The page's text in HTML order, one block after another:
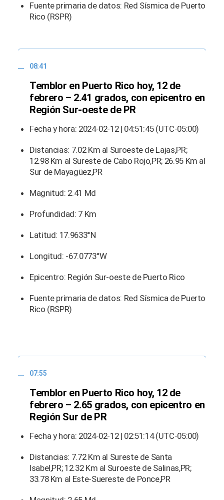
Fuente primaria de datos: Red Sísmica de Puerto
Rico (RSPR)
08:41
Temblor en Puerto Rico hoy, 12 de
febrero – 2.41 grados, con epicentro en
Región Sur-oeste de PR
Fecha y hora: 2024-02-12 | 04:51:45 (UTC-05:00)
Distancias: 7.02 Km al Suroeste de Lajas,PR;
12.98 Km al Sureste de Cabo Rojo,PR; 26.95 Km al
Sur de Mayagüez,PR
Magnitud: 2.41 Md
Profundidad: 7 Km
Latitud: 17.9633°N
Longitud: -67.0773°W
Epicentro: Región Sur-oeste de Puerto Rico
Fuente primaria de datos: Red Sísmica de Puerto
Rico (RSPR)
07:55
Temblor en Puerto Rico hoy, 12 de
febrero – 2.65 grados, con epicentro en
Región Sur de PR
Fecha y hora: 2024-02-12 | 02:51:14 (UTC-05:00)
Distancias: 7.72 Km al Sureste de Santa
Isabel,PR; 12.32 Km al Suroeste de Salinas,PR;
33.78 Km al Este-Suereste de Ponce,PR